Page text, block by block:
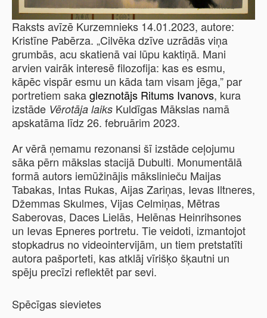
Raksts avīzē Kurzemnieks 14.01.2023, autore:
Kristīne Pabērza. „Cilvēka dzīve uzrādās viņa
grumbās, acu skatienā vai lūpu kaktiņā. Mani
arvien vairāk interesē filozofija: kas es esmu,
kāpēc vispār esmu un kāda tam visam jēga,” par
portretiem sakagleznotājs Ritums Ivanovs, kura
izstāde Vērotāja laiks Kuldīgas Mākslas namā
apskatāma līdz 26. februārim 2023.
Ar vērā ņemamu rezonansi šī izstāde ceļojumu
sāka pērn mākslas stacijā Dubulti. Monumentālā
formā autors iemūžinājis mākslinieču Maijas
Tabakas, Intas Rukas, Aijas Zariņas, Ievas Iltneres,
Džemmas Skulmes, Vijas Celmiņas, Mētras
Saberovas, Daces Lielās, Helēnas Heinrihsones
un Ievas Epneres portretu. Tie veidoti, izmantojot
stopkadrus no videointervijām, un tiem pretstatīti
autora pašporteti, kas atklāj vīrišķo šķautni un
spēju precīzi reflektēt par sevi.
Spēcīgas sievietes